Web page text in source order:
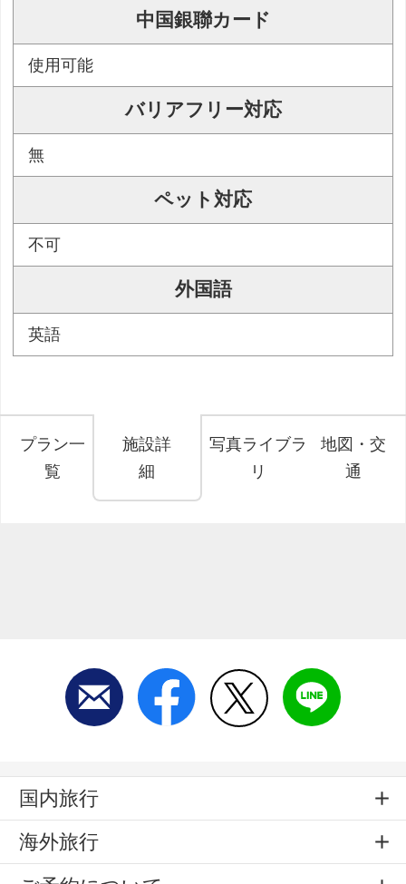
中国銀聯カード
使用可能
バリアフリー対応
無
ペット対応
不可
外国語
英語
プラン一
覧
施設詳
細
写真ライブラ
リ
地図・交
通
国内旅行
海外旅行